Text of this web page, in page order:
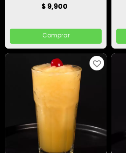
$ 9,900
Comprar